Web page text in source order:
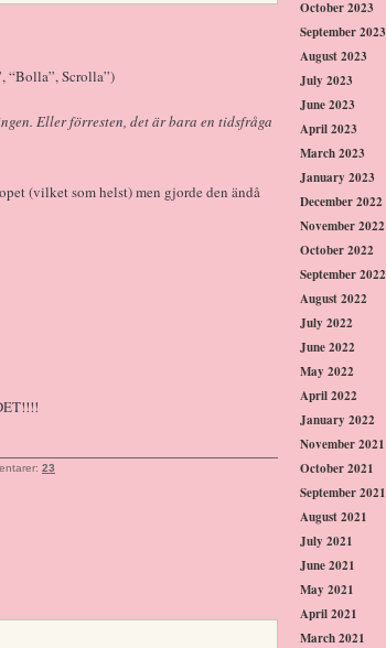
“Bolla”, Scrolla”)
Eller förresten, det är bara en tidsfråga
(vilket som helst) men gjorde den ändå
23
October 2023
September 2023
August 2023
July 2023
June 2023
April 2023
March 2023
January 2023
December 2022
November 2022
October 2022
September 2022
August 2022
July 2022
June 2022
May 2022
April 2022
January 2022
November 2021
October 2021
September 2021
August 2021
July 2021
June 2021
May 2021
April 2021
March 2021